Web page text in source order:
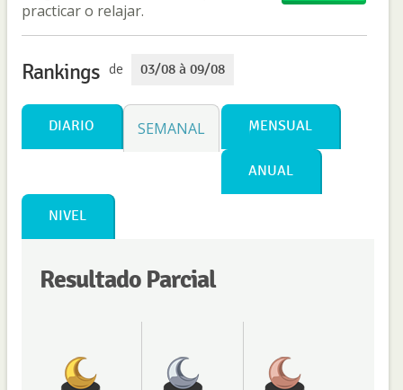
practicar o relajar.
Rankings de 03/08 à 09/08
DIARIO SEMANAL MENSUAL
ANUAL
NIVEL
Resultado Parcial